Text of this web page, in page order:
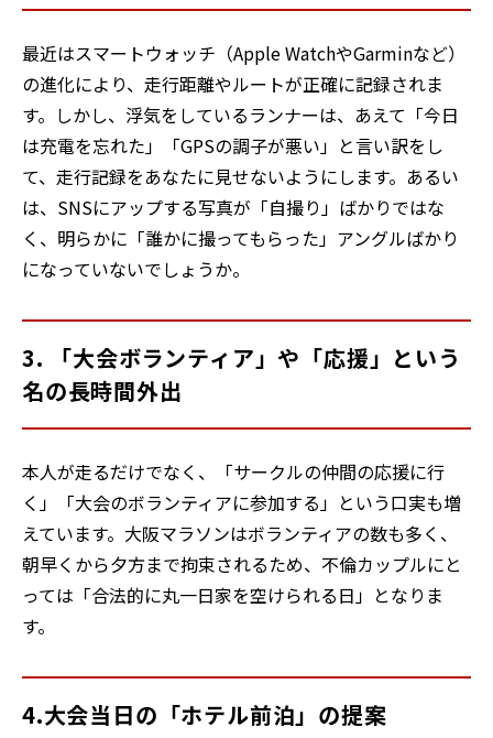
最近はスマートウォッチ（Apple WatchやGarminなど）
の進化により、走行距離やルートが正確に記録されま
す。しかし、浮気をしているランナーは、あえて「今日
は充電を忘れた」「GPSの調子が悪い」と言い訳をし
て、走行記録をあなたに見せないようにします。あるい
は、SNSにアップする写真が「自撮り」ばかりではな
く、明らかに「誰かに撮ってもらった」アングルばかり
になっていないでしょうか。
3. 「大会ボランティア」や「応援」という
名の長時間外出
本人が走るだけでなく、「サークルの仲間の応援に行
く」「大会のボランティアに参加する」という口実も増
えています。大阪マラソンはボランティアの数も多く、
朝早くから夕方まで拘束されるため、不倫カップルにと
っては「合法的に丸一日家を空けられる日」となりま
す。
4.大会当日の「ホテル前泊」の提案